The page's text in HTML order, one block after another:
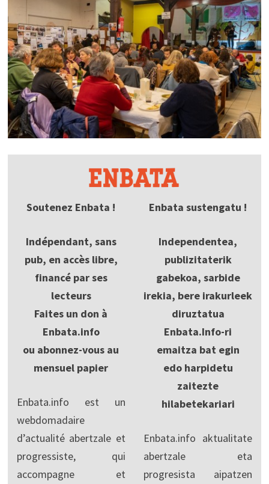
Soutenez Enbata !
Indépendant, sans
pub, en accès libre,
financé par ses
lecteurs
Faites un don à
Enbata.info
ou abonnez-vous au
mensuel papier
Enbata.info est un
webdomadaire
d’actualité abertzale et
progressiste, qui
accompagne et
Enbata sustengatu !
Independentea,
publizitaterik
gabekoa, sarbide
irekia, bere irakurleek
diruztatua
Enbata.Info-ri
emaitza bat egin
edo harpidetu
zaitezte
hilabetekariari
Enbata.info aktualitate
abertzale eta
progresista aipatzen